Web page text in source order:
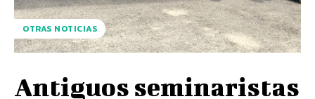
OTRAS NOTICIAS
Antiguos seminaristas